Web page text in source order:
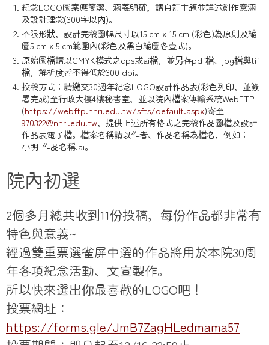
紀念LOGO圖案應簡潔、涵義明確，請自訂主題並詳述創作意涵
及設計理念(300字以內)。
不限形狀，設計完稿圖幅尺寸以15 cm x 15 cm (彩色)為原則及縮
圖5 cm x 5 cm範圍內(彩色及黑白縮圖各壹式)。
原始圖檔請以CMYK模式之eps或ai檔，並另存pdf檔、jpg檔與tif
檔，解析度皆不得低於300 dpi。
投稿方式：請繳交30週年紀念LOGO設計作品表(彩色列印，並簽
署完成)至行政大樓4樓秘書室，並以院內檔案傳輸系統WebFTP
(https://webftp.nhri.edu.tw/sfts/default.aspx)寄至
970322@nhri.edu.tw，提供上述所有格式之完稿作品圖檔及設計
作品表電子檔。檔案名稱請以作者、作品名稱為檔名，例如：王
小明-作品名稱.ai。
院內初選
2個多月總共收到11份投稿，每份作品都非常有
特色與意義~
經過雙重票選雀屏中選的作品將用於本院30周
年各項紀念活動、文宣製作。
所以快來選出你最喜歡的LOGO吧！
投票網址：
https://forms.gle/JmB7ZagHLedmama57